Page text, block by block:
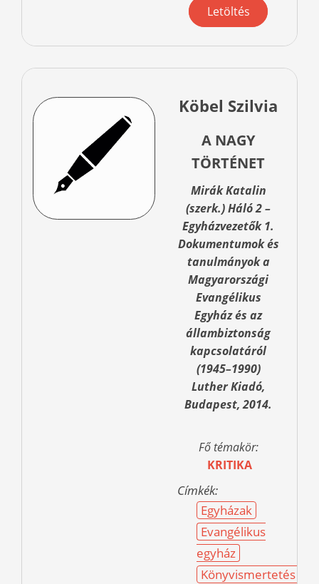
Letöltés
Köbel Szilvia
A NAGY
TÖRTÉNET
Mirák Katalin
(szerk.) Háló 2 –
Egyházvezetők 1.
Dokumentumok és
tanulmányok a
Magyarországi
Evangélikus
Egyház és az
állambiztonság
kapcsolatáról
(1945–1990)
Luther Kiadó,
Budapest, 2014.
Fő témakör:
KRITIKA
Címkék:
Egyházak
Evangélikus
egyház
Könyvismertetés